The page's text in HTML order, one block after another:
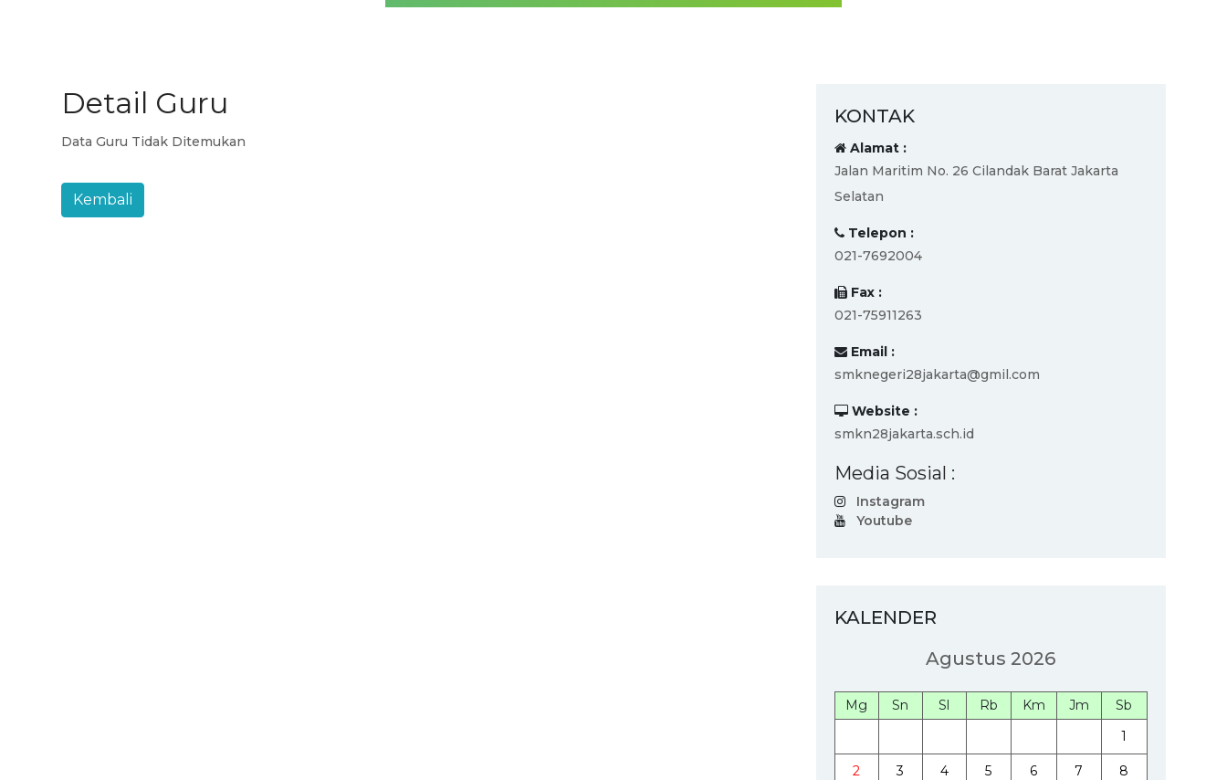
Detail Guru
Data Guru Tidak Ditemukan
KONTAK
Alamat :
Jalan Maritim No. 26 Cilandak Barat Jakarta
Selatan
Telepon :
021-7692004
Fax :
021-75911263
Email :
smknegeri28jakarta@gmil.com
Website :
smkn28jakarta.sch.id
Media Sosial :
Instagram
Youtube
KALENDER
Agustus 2026
Mg Sn Sl Rb Km Jm
Sb
1
2 3 4 5 6 7 8